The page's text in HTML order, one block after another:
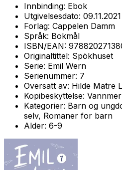
Innbinding: Ebok
Utgivelsesdato: 09.11.2021
Forlag: Cappelen Damm
Språk: Bokmål
ISBN/EAN:
Originaltittel: Spökhuset
Serie: Emil Wern
Serienummer: 7
Oversatt av: Hilde Matre
Kopibeskyttelse:
Kategorier: Barn og
selv, Romaner for barn
Alder: 6-9